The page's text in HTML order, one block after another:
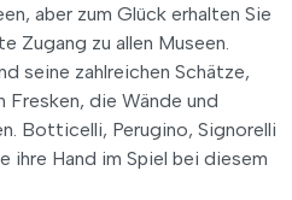
aber zum Glück erhalten Sie
Zugang zu allen Museen.
seine zahlreichen Schätze,
Fresken, die Wände und
Botticelli, Perugino, Signorelli
ihre Hand im Spiel bei diesem